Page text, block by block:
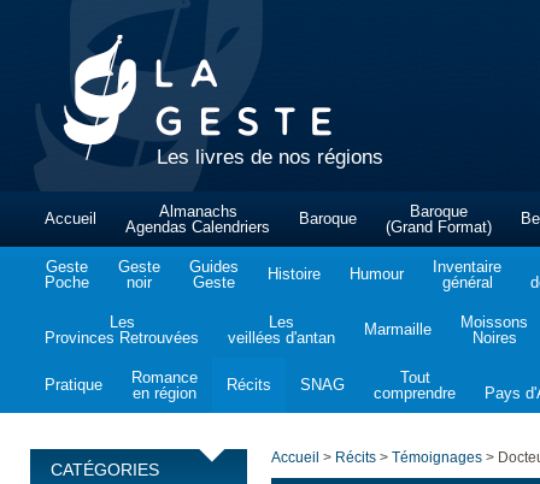
Les livres de nos régions
Accueil
Almanachs
Agendas Calendriers
Baroque
Baroque
(Grand Format)
Geste
Poche
Geste
noir
Guides
Geste
Histoire Humour
Inventaire
général
Les
Provinces Retrouvées
Les
veillées d'antan
Marmaille
Moissons
Noires
Pratique
Romance
en région
Récits SNAG
Tout
comprendre
Pays
CATÉGORIES
Accueil > Récits > Témoignages >